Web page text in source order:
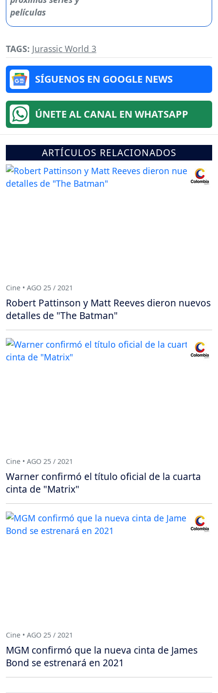
TAGS: Jurassic World 3
SÍGUENOS EN GOOGLE NEWS
ÚNETE AL CANAL EN WHATSAPP
ARTÍCULOS RELACIONADOS
Cine • AGO 25 / 2021
Robert Pattinson y Matt Reeves dieron nuevos
detalles de "The Batman"
Cine • AGO 25 / 2021
Warner confirmó el título oficial de la cuarta
cinta de "Matrix"
Cine • AGO 25 / 2021
MGM confirmó que la nueva cinta de James
Bond se estrenará en 2021